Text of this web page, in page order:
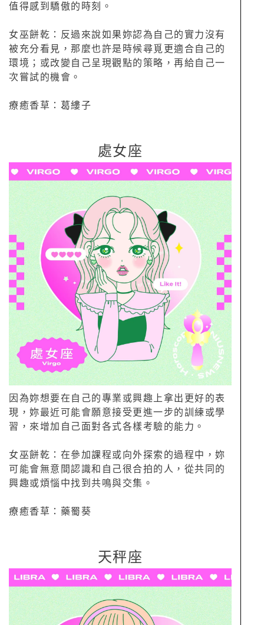
值得感到驕傲的時刻。
女巫餅乾：反過來說如果妳認為自己的實力沒有
被充分看見，那麼也許是時候尋覓更適合自己的
環境；或改變自己呈現觀點的策略，再給自己一
次嘗試的機會。
療癒香草：葛縷子
處女座
因為妳想要在自己的專業或興趣上拿出更好的表
現，妳最近可能會願意接受更進一步的訓練或學
習，來增加自己面對各式各樣考驗的能力。
女巫餅乾：在參加課程或向外探索的過程中，妳
可能會無意間認識和自己很合拍的人，從共同的
興趣或煩惱中找到共鳴與交集。
療癒香草：藥蜀葵
天秤座